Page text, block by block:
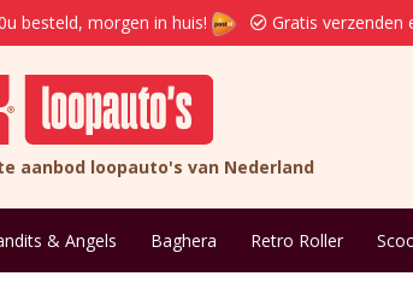
besteld, morgen in huis! Gratis verzenden
aanbod loopauto's van Nederland
& Angels Baghera Retro Roller